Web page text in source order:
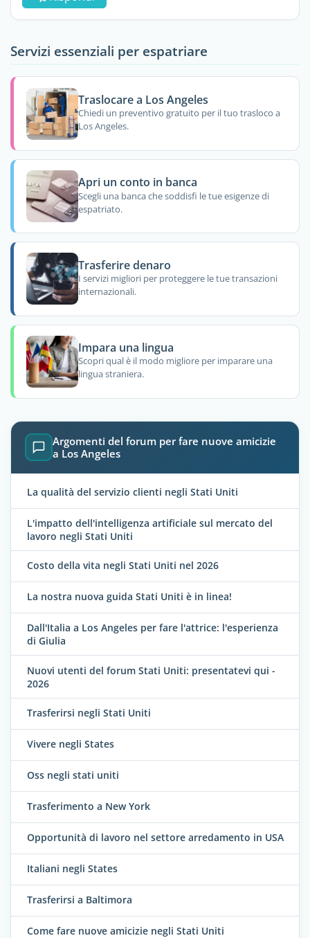
Servizi essenziali per espatriare
Traslocare a Los Angeles
Chiedi un preventivo gratuito per il tuo trasloco a
Los Angeles.
Apri un conto in banca
Scegli una banca che soddisfi le tue esigenze di
espatriato.
Trasferire denaro
I servizi migliori per proteggere le tue transazioni
internazionali.
Impara una lingua
Scopri qual è il modo migliore per imparare una
lingua straniera.
Argomenti del forum per fare nuove amicizie
a Los Angeles
La qualità del servizio clienti negli Stati Uniti
L'impatto dell'intelligenza artificiale sul mercato del
lavoro negli Stati Uniti
Costo della vita negli Stati Uniti nel 2026
La nostra nuova guida Stati Uniti è in linea!
Dall'Italia a Los Angeles per fare l'attrice: l'esperienza
di Giulia
Nuovi utenti del forum Stati Uniti: presentatevi qui -
2026
Trasferirsi negli Stati Uniti
Vivere negli States
Oss negli stati uniti
Trasferimento a New York
Opportunità di lavoro nel settore arredamento in USA
Italiani negli States
Trasferirsi a Baltimora
Come fare nuove amicizie negli Stati Uniti